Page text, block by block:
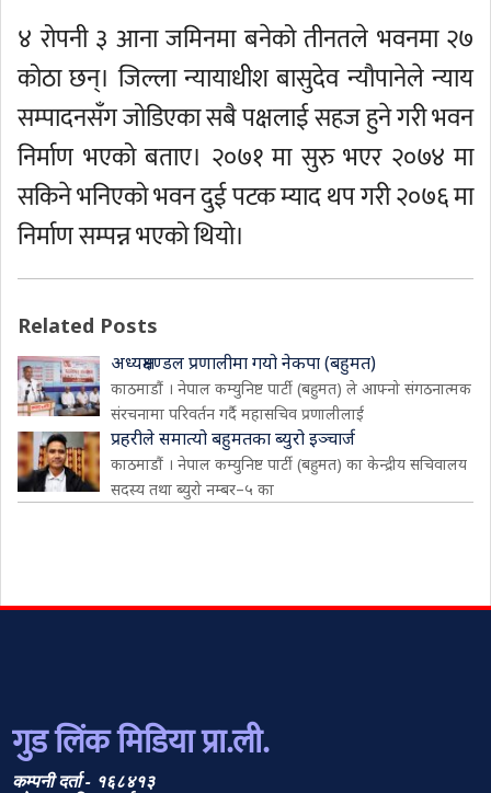
४ रोपनी ३ आना जमिनमा बनेको तीनतले भवनमा २७
कोठा छन्। जिल्ला न्यायाधीश बासुदेव न्यौपानेले न्याय
सम्पादनसँग जोडिएका सबै पक्षलाई सहज हुने गरी भवन
निर्माण भएको बताए। २०७१ मा सुरु भएर २०७४ मा
सकिने भनिएको भवन दुई पटक म्याद थप गरी २०७६ मा
निर्माण सम्पन्न भएको थियो।
Related Posts
अध्यक्षमण्डल प्रणालीमा गयो नेकपा (बहुमत)
काठमाडौं । नेपाल कम्युनिष्ट पार्टी (बहुमत) ले आफ्नो संगठनात्मक
संरचनामा परिवर्तन गर्दै महासचिव प्रणालीलाई
प्रहरीले समात्यो बहुमतका ब्युरो इञ्चार्ज
काठमाडौं । नेपाल कम्युनिष्ट पार्टी (बहुमत) का केन्द्रीय सचिवालय
सदस्य तथा ब्युरो नम्बर–५ का
गुड लिंक मिडिया प्रा.ली.
कम्पनी दर्ता - १६८४१३